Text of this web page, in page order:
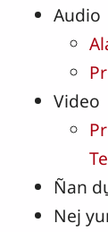
Audio
Video
Ñan
Nej